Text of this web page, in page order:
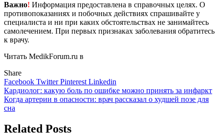
Важно! Информация предоставлена в справочных целях. О
противопоказаниях и побочных действиях спрашивайте у
специалиста и ни при каких обстоятельствах не занимайтесь
самолечением. При первых признаках заболевания обратитесь
к врачу.
Читать MedikForum.ru в
Share
Facebook TwitterPinterest Linkedin
Навигация
по
Кардиолог: какую боль по ошибке можно принять за инфаркт
Когда артерии в опасности: врач рассказал о худшей позе для
сна
Related Posts